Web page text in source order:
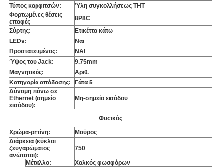
Τύπος καρφιτσών:
Ύλη συγκολλήσεως THT
Φορτωμένες θέσεις
επαφές
8P8C
Σύρτης:
Ετικέττα κάτω
LEDs:
Ναι
Προστατευμένος:
ΝΑΙ
Ύψος του Jack:
9.75mm
Μαγνητικός:
Αριθ.
Κατηγορία απόδοσης:
Γάτα 5
Δύναμη πάνω σε
Ethernet (σημείο
εισόδου):
Μη-σημείο εισόδου
Φυσικός
Χρώμα-ρητίνη:
Μαύρος
Διάρκεια (κύκλοι
ζευγαρώματος
ανώτατοι):
750
Μέταλλο:
Χαλκός φωσφόρων